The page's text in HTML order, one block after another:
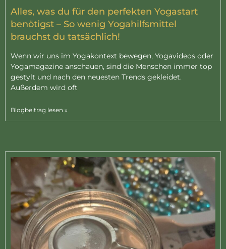
Alles, was du für den perfekten Yogastart
benötigst – So wenig Yogahilfsmittel
brauchst du tatsächlich!
Wenn wir uns im Yogakontext bewegen, Yogavideos oder
Yogamagazine anschauen, sind die Menschen immer top
gestylt und nach den neuesten Trends gekleidet.
Außerdem wird oft
Blogbeitrag lesen »